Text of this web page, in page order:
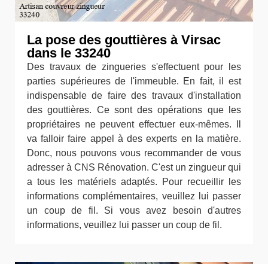
La pose des gouttières à Virsac
dans le 33240
Des travaux de zingueries s'effectuent pour les
parties supérieures de l'immeuble. En fait, il est
indispensable de faire des travaux d'installation
des gouttières. Ce sont des opérations que les
propriétaires ne peuvent effectuer eux-mêmes. Il
va falloir faire appel à des experts en la matière.
Donc, nous pouvons vous recommander de vous
adresser à CNS Rénovation. C'est un zingueur qui
a tous les matériels adaptés. Pour recueillir les
informations complémentaires, veuillez lui passer
un coup de fil. Si vous avez besoin d'autres
informations, veuillez lui passer un coup de fil.